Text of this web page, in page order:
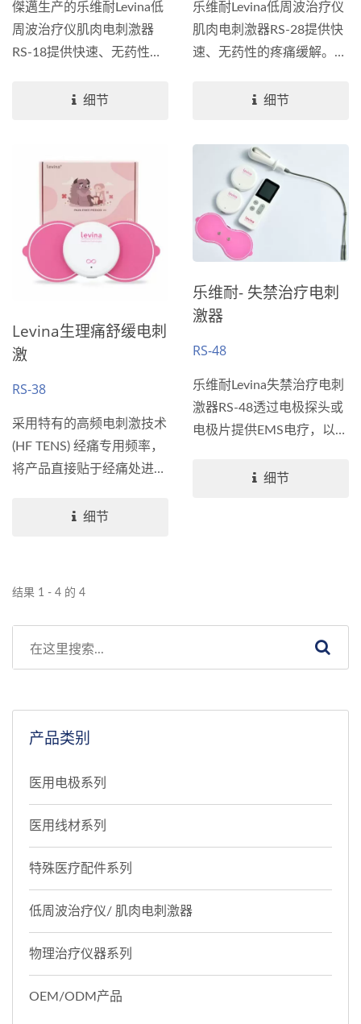
傑邁生产的乐维耐Levina低
周波治疗仪肌肉电刺激器
RS-18提供快速、无药性的
训练、按摩放松，RS-18全
动贴身治疗。探索乐维耐
Levina...
细节
乐维耐Levina低周波治疗仪
肌肉电刺激器RS-28提供快
速、无药性的疼痛缓解。适
锻炼，以及舒缓按摩。设计
启动贴身治疗。探索乐维耐
Levina...
细节
Levina生理痛舒缓电刺
激
RS-38
采用特有的高频电刺激技术
(HF TENS) 经痛专用频率，
将产品直接贴于经痛处进行
来舒缓女性因生理期所引起
细节
乐维耐- 失禁治疗电刺
激器
RS-48
乐维耐Levina失禁治疗电刺
激器RS-48透过电极探头或
电极片提供EMS电疗，以训
力，协助患者更有效地控制
波治疗仪”和“EMS肌肉电刺
细节
结果 1 - 4 的 4
产品类别
医用电极系列
医用线材系列
特殊医疗配件系列
低周波治疗仪/ 肌肉电刺激器
物理治疗仪器系列
OEM/ODM产品